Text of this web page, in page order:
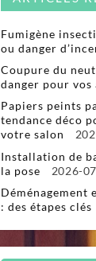
Fumigène
ou danger
Coupure du
danger pour vos
Papiers peints
tendance déco
votre salon
Installation de
la pose
2026-
Déménagement
: des étapes clés